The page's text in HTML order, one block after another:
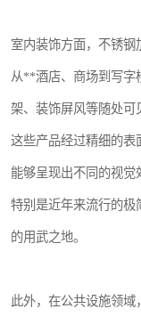
室内装饰方面，不锈钢
从**酒店、商场到写字
架、装饰屏风等随处可
这些产品经过精细的表
能够呈现出不同的视觉
特别是近年来流行的极
的用武之地。
此外，在公共设施领